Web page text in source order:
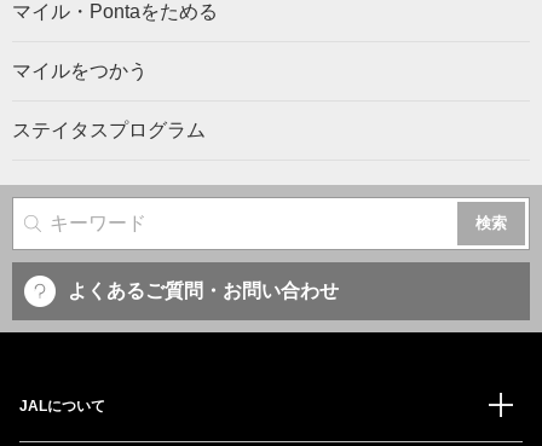
マイル・Pontaをためる
マイルをつかう
ステイタスプログラム
サイト内検索
よくあるご質問・お問い合わせ
JALについて